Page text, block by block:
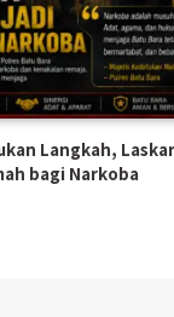
Langkah,
bagi Narkoba